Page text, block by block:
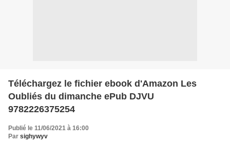
Téléchargez le fichier ebook d'Amazon Les
Oubliés du dimanche ePub DJVU
9782226375254
Publié le 11/06/2021 à 16:00
Par sighywyv